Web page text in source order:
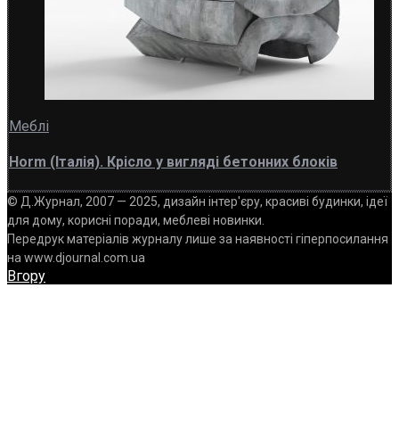
Меблі
Horm (Італія). Крісло у вигляді бетонних блоків
© Д.Журнал, 2007 — 2025, дизайн інтер'єру, красиві будинки, ідеї
для дому, корисні поради, меблеві новинки.
Передрук матеріалів журналу лише за наявності гіперпосилання
на www.djournal.com.ua
Вгору